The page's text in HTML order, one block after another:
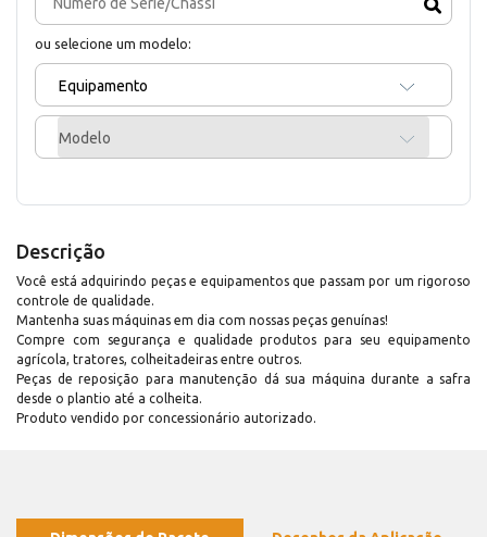
ou selecione um modelo:
Equipamento
Modelo
Descrição
Você está adquirindo peças e equipamentos que passam por um rigoroso
controle de qualidade.
Mantenha suas máquinas em dia com nossas peças genuínas!
Compre com segurança e qualidade produtos para seu equipamento
agrícola, tratores, colheitadeiras entre outros.
Peças de reposição para manutenção dá sua máquina durante a safra
desde o plantio até a colheita.
Produto vendido por concessionário autorizado.